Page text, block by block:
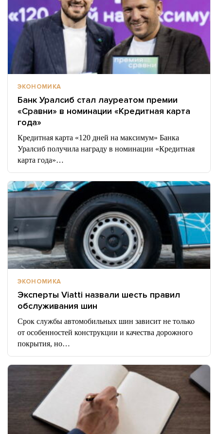
ЭКОНОМИКА
Банк Уралсиб стал лауреатом премии
«Сравни» в номинации «Кредитная карта
года»
Кредитная карта «120 дней на максимум» Банка
Уралсиб получила награду в номинации «Кредитная
карта года»…
ЭКОНОМИКА
Эксперты Viatti назвали шесть правил
обслуживания шин
Срок службы автомобильных шин зависит не только
от особенностей конструкции и качества дорожного
покрытия, но…